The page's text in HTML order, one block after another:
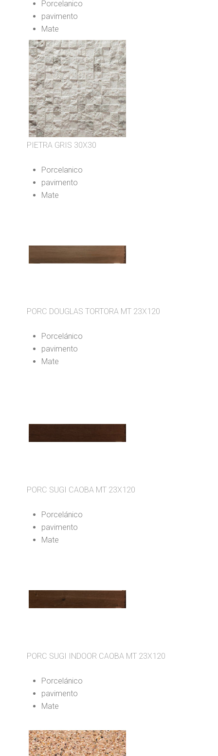
Porcelanico
pavimento
Mate
PIETRA GRIS 30X30
Porcelanico
pavimento
Mate
PORC DOUGLAS TORTORA MT 23X120
Porcelánico
pavimento
Mate
PORC SUGI CAOBA MT 23X120
Porcelánico
pavimento
Mate
PORC SUGI INDOOR CAOBA MT 23X120
Porcelánico
pavimento
Mate